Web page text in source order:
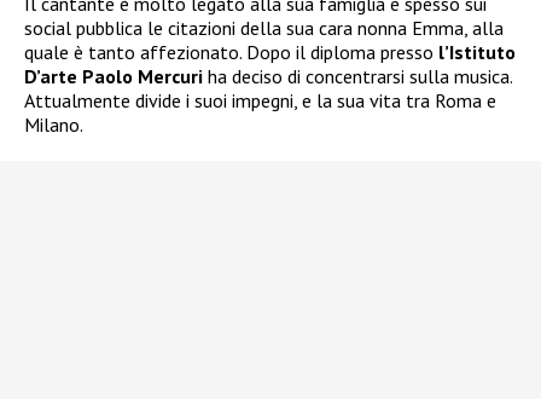
social pubblica le citazioni della sua cara nonna Emma, alla
quale è tanto affezionato. Dopo il diploma presso l’Istituto
D’arte Paolo Mercuri ha deciso di concentrarsi sulla musica.
Attualmente divide i suoi impegni, e la sua vita tra Roma e
Milano.